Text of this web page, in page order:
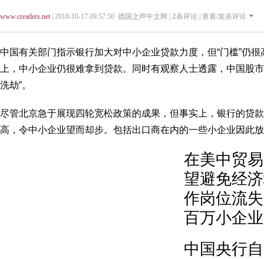
www.creaders.net| 2018-10-17 09:57:50 德国之声中文网 | 2条评论 | 查看/发表评论
中国有关部门指示银行加大对中小企业贷款力度，但“门槛”仍
上，中小企业仍很难拿到贷款。同时有观察人士透露，中国股
洗劫”。
尽管北京急于展现四轮宽松政策的成果，但事实上，银行的贷
高，令中小企业望而却步。包括出口商在内的一些小企业因此
在美中贸
望避免经
作岗位流
百万小企
中国央行